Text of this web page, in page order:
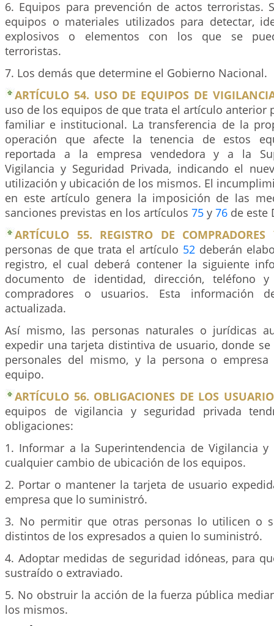
6. Equipos para prevención de actos terroristas.
equipos o materiales utilizados para detectar,
explosivos o elementos con los que se
terroristas.
7. Los demás que determine el Gobierno Nacional.
ARTÍCULO 54. USO DE EQUIPOS DE
uso de los equipos de que trata el artículo anterior
familiar e institucional. La transferencia de la
operación que afecte la tenencia de estos
reportada a la empresa vendedora y a la
Vigilancia y Seguridad Privada, indicando el
utilización y ubicación de los mismos. El
en este artículo genera la imposición de las
sanciones previstas en los artículos 75 y 76 de este
ARTÍCULO 55. REGISTRO DE COMPRADORES
personas de que trata el artículo 52 deberán
registro, el cual deberá contener la siguiente
documento de identidad, dirección, teléfono
compradores o usuarios. Esta información
actualizada.
Así mismo, las personas naturales o jurídicas
expedir una tarjeta distintiva de usuario, donde
personales del mismo, y la persona o
equipo.
ARTÍCULO 56. OBLIGACIONES DE LOS
equipos de vigilancia y seguridad privada
obligaciones:
1. Informar a la Superintendencia de Vigilancia y
cualquier cambio de ubicación de los equipos.
2. Portar o mantener la tarjeta de usuario
empresa que lo suministró.
3. No permitir que otras personas lo utilicen o
distintos de los expresados a quien lo suministró.
4. Adoptar medidas de seguridad idóneas, para
sustraído o extraviado.
5. No obstruir la acción de la fuerza pública
los mismos.